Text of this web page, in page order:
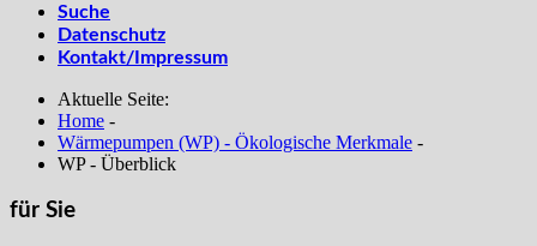
Suche
Datenschutz
Kontakt/Impressum
Aktuelle Seite:
Home -
Wärmepumpen (WP) - Ökologische Merkmale -
WP - Überblick
für Sie